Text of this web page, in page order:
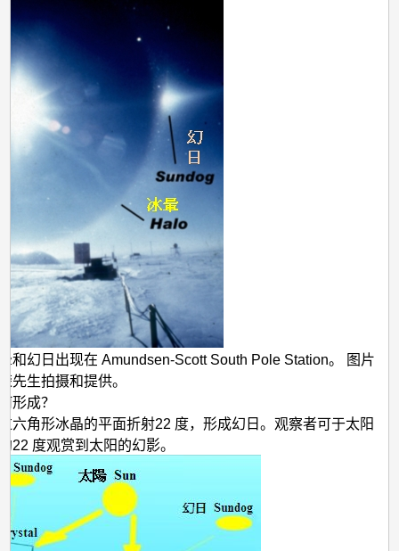
和幻日出现在 Amundsen-Scott South Pole Station。 图片
先生拍摄和提供。
形成？
六角形冰晶的平面折射22 度，形成幻日。观察者可于太阳
22 度观赏到太阳的幻影。